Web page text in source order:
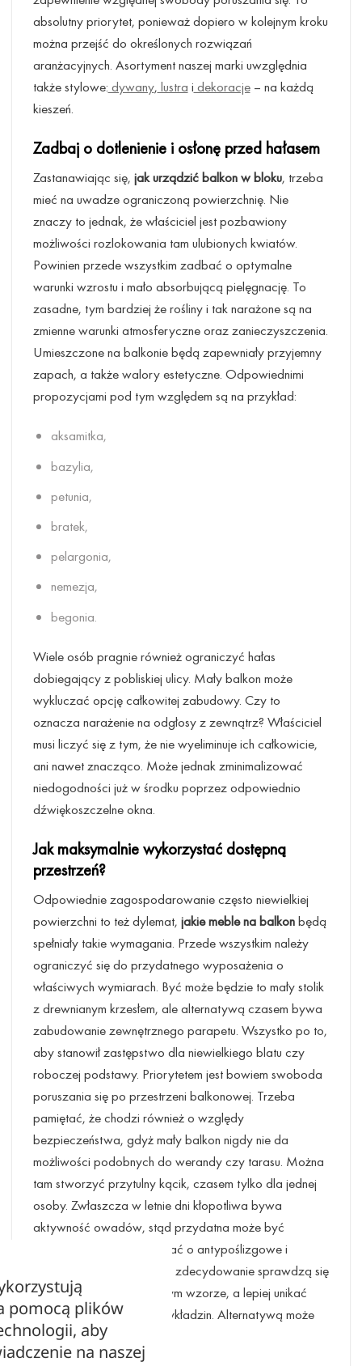
absolutny priorytet, ponieważ dopiero w kolejnym kroku
można przejść do określonych rozwiązań
aranżacyjnych. Asortyment naszej marki uwzględnia
także stylowe: dywany, lustra i dekoracje– na każdą
kieszeń.
Zadbaj o dotlenienie i osłonę przed hałasem
Zastanawiając się, jak urządzić balkon w bloku, trzeba
mieć na uwadze ograniczoną powierzchnię. Nie
znaczy to jednak, że właściciel jest pozbawiony
możliwości rozlokowania tam ulubionych kwiatów.
Powinien przede wszystkim zadbać o optymalne
warunki wzrostu i mało absorbującą pielęgnację. To
zasadne, tym bardziej że rośliny i tak narażone są na
zmienne warunki atmosferyczne oraz zanieczyszczenia.
Umieszczone na balkonie będą zapewniały przyjemny
zapach, a także walory estetyczne. Odpowiednimi
propozycjami pod tym względem są na przykład:
aksamitka,
bazylia,
petunia,
bratek,
pelargonia,
nemezja,
begonia.
Wiele osób pragnie również ograniczyć hałas
dobiegający z pobliskiej ulicy. Mały balkon może
wykluczać opcję całkowitej zabudowy. Czy to
oznacza narażenie na odgłosy z zewnątrz? Właściciel
musi liczyć się z tym, że nie wyeliminuje ich całkowicie,
ani nawet znacząco. Może jednak zminimalizować
niedogodności już w środku poprzez odpowiednio
dźwiękoszczelne okna.
Jak maksymalnie wykorzystać dostępną
przestrzeń?
Odpowiednie zagospodarowanie często niewielkiej
powierzchni to też dylemat, jakie meble na balkonbędą
spełniały takie wymagania. Przede wszystkim należy
ograniczyć się do przydatnego wyposażenia o
właściwych wymiarach. Być może będzie to mały stolik
z drewnianym krzesłem, ale alternatywą czasem bywa
zabudowanie zewnętrznego parapetu. Wszystko po to,
aby stanowił zastępstwo dla niewielkiego blatu czy
roboczej podstawy. Priorytetem jest bowiem swoboda
poruszania się po przestrzeni balkonowej. Trzeba
pamiętać, że chodzi również o względy
bezpieczeństwa, gdyż mały balkon nigdy nie da
możliwości podobnych do werandy czy tarasu. Można
tam stworzyć przytulny kącik, czasem tylko dla jednej
osoby. Zwłaszcza w letnie dni kłopotliwa bywa
aktywność owadów, stąd przydatna może być
markiza. Należy też zadbać o antypoślizgowe i
wytrzymałe podłoże. Tutaj zdecydowanie sprawdzą się
płytki gresowe o konkretnym wzorze, a lepiej unikać
drewna oraz wszelkich wykładzin. Alternatywą może
być także sztuczna trawa.
pomocą plików
aby
na naszej